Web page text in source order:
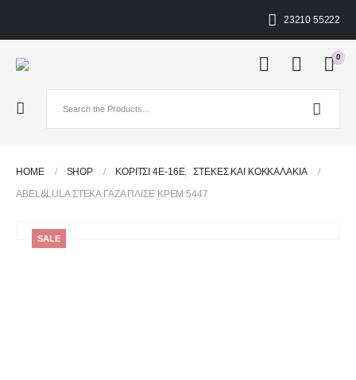
23210 55222
0
HOME SHOP ΚΟΡΙΤΣΙ 4Ε-16Ε, ΣΤΈΚΕΣ ΚΑΙ ΚΟΚΚΑΛΆΚΙΑ
ABEL&LULA ΣΤΕΚΑ ΓΑΖΑ ΠΛΙΣΕ ΚΡΕΜ 5447
SALE